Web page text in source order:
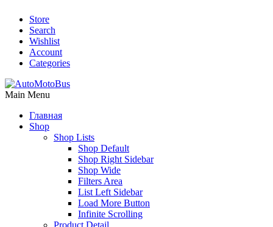
Store
Search
Wishlist
Account
Categories
Main Menu
Главная
Shop
Shop Lists
Shop Default
Shop Right Sidebar
Shop Wide
Filters Area
List Left Sidebar
Load More Button
Infinite Scrolling
Product Detail